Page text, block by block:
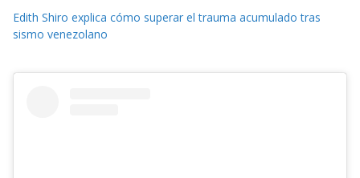
Edith Shiro explica cómo superar el trauma acumulado tras
sismo venezolano